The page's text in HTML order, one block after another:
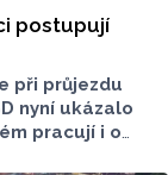
postupují
při průjezdu
nyní ukázalo
pracují i o